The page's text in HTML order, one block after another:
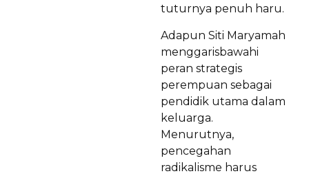
tuturnya penuh haru.
Adapun Siti Maryamah
menggarisbawahi
peran strategis
perempuan sebagai
pendidik utama dalam
keluarga.
Menurutnya,
pencegahan
radikalisme harus